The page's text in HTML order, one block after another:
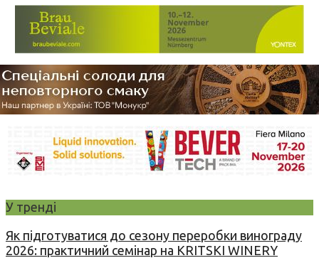
У тренді
Як підготуватися до сезону переробки винограду
2026: практичний семінар на KRITSKI WINERY